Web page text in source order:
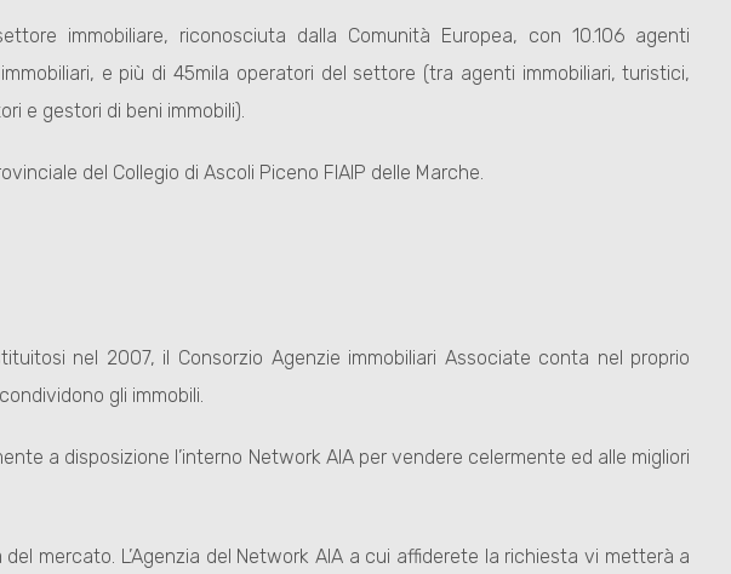
immobiliare, riconosciuta dalla Comunità Europea, con 10.106 agenti
e più di 45mila operatori del settore (tra agenti immobiliari, turistici,
e gestori di beni immobili).
del Collegio di Ascoli Piceno FIAIP delle Marche.
nel 2007, il Consorzio Agenzie immobiliari Associate conta nel proprio
gli immobili.
a disposizione l’interno Network AIA per vendere celermente ed alle migliori
mercato. L’Agenzia del Network AIA a cui affiderete la richiesta vi metterà a